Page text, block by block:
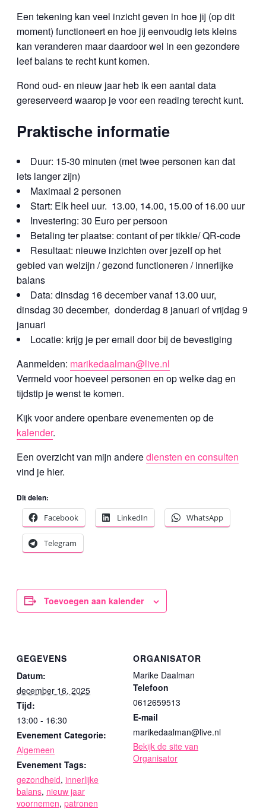
Een tekening kan veel inzicht geven in hoe jij (op dit
moment) functioneert en hoe jij eenvoudig iets kleins
kan veranderen maar daardoor wel in een gezondere
leef balans te recht kunt komen.
Rond oud- en nieuw jaar heb ik een aantal data
gereserveerd waarop je voor een reading terecht kunt.
Praktische informatie
Duur: 15-30 minuten (met twee personen kan dat
iets langer zijn)
Maximaal 2 personen
Start: Elk heel uur. 13.00, 14.00, 15.00 of 16.00 uur
Investering: 30 Euro per persoon
Betaling ter plaatse: contant of per tikkie/ QR-code
Resultaat: nieuwe inzichten over jezelf op het
gebied van welzijn / gezond functioneren / innerlijke
balans
Data: dinsdag 16 december vanaf 13.00 uur,
dinsdag 30 december, donderdag 8 januari of vrijdag 9
januari
Locatie: krijg je per email door bij de bevestiging
Aanmelden: marikedaalman@live.nl
Vermeld voor hoeveel personen en op welke dag en
tijdstip je wenst te komen.
Kijk voor andere openbare evenementen op de
kalender.
Een overzicht van mijn anderediensten en consulten
vind je hier.
Dit delen:
Facebook
LinkedIn WhatsApp
Telegram
Toevoegen aan kalender
GEGEVENS
Datum:
december 16, 2025
Tijd:
13:00 - 16:30
Evenement Categorie:
Algemeen
Evenement Tags:
gezondheid, innerlijke
balans, nieuw jaar
voornemen, patronen
ORGANISATOR
Marike Daalman
Telefoon
0612659513
E-mail
marikedaalman@live.nl
Bekijk de site van
Organisator